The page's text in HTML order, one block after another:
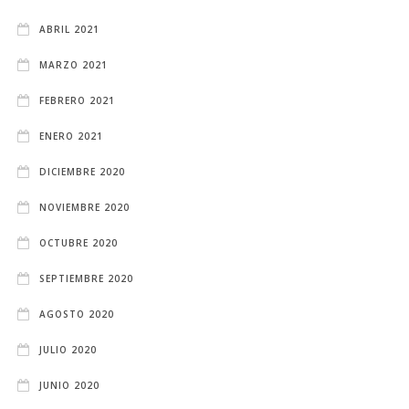
ABRIL 2021
MARZO 2021
FEBRERO 2021
ENERO 2021
DICIEMBRE 2020
NOVIEMBRE 2020
OCTUBRE 2020
SEPTIEMBRE 2020
AGOSTO 2020
JULIO 2020
JUNIO 2020